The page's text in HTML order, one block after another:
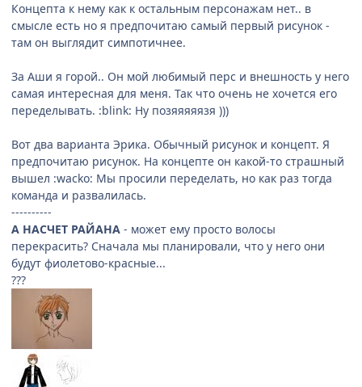
Концепта к нему как к остальным персонажам нет.. в
смысле есть но я предпочитаю самый первый рисунок -
там он выглядит симпотичнее.
За Аши я горой.. Он мой любимый перс и внешность у него
самая интересная для меня. Так что очень не хочется его
переделывать. :blink: Ну позяяяяязя )))
Вот два варианта Эрика. Обычный рисунок и концепт. Я
предпочитаю рисунок. На концепте он какой-то страшный
вышел :wacko: Мы просили переделать, но как раз тогда
команда и развалилась.
----------
А НАСЧЕТ РАЙАНА - может ему просто волосы
перекрасить? Сначала мы планировали, что у него они
будут фиолетово-красные...
???